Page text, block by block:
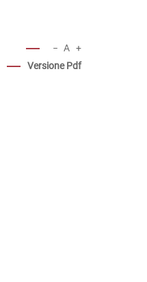
− A +
Versione Pdf